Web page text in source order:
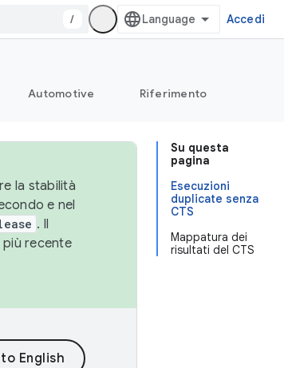
/ Accedi
Automotive Riferimento
Su questa
pagina
Esecuzioni
duplicate senza
CTS
Mappatura dei
risultati del CTS
la stabilità
e nel
. Il
più recente